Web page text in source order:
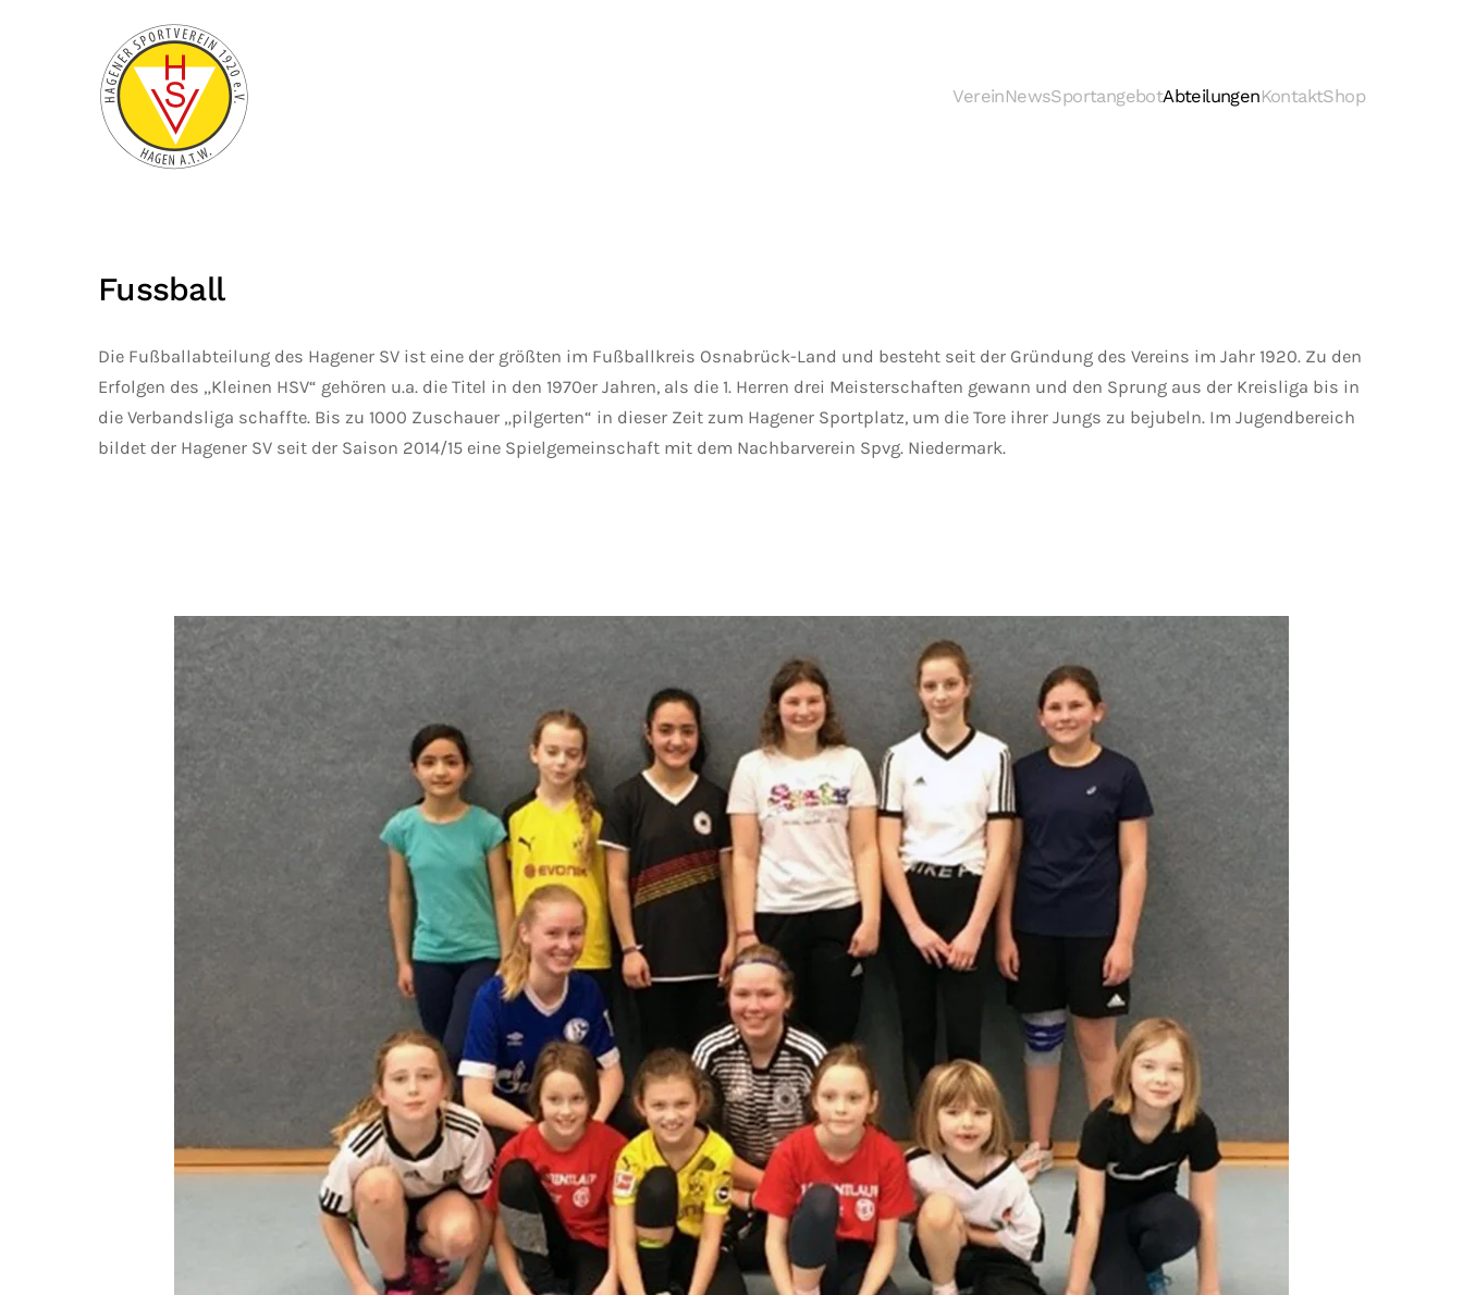
Zum Hauptinhalt springen
VereinNewsSportangebotAbteilungenKontaktShop
Fussball
Die Fußballabteilung des Hagener SV ist eine der größten im Fußballkreis Osnabrück-Land und besteht seit der Gründung des Vereins im Jahr 1920. Zu den
Erfolgen des „Kleinen HSV“ gehören u.a. die Titel in den 1970er Jahren, als die 1. Herren drei Meisterschaften gewann und den Sprung aus der Kreisliga bis in
die Verbandsliga schaffte. Bis zu 1000 Zuschauer „pilgerten“ in dieser Zeit zum Hagener Sportplatz, um die Tore ihrer Jungs zu bejubeln. Im Jugendbereich
bildet der Hagener SV seit der Saison 2014/15 eine Spielgemeinschaft mit dem Nachbarverein Spvg. Niedermark.